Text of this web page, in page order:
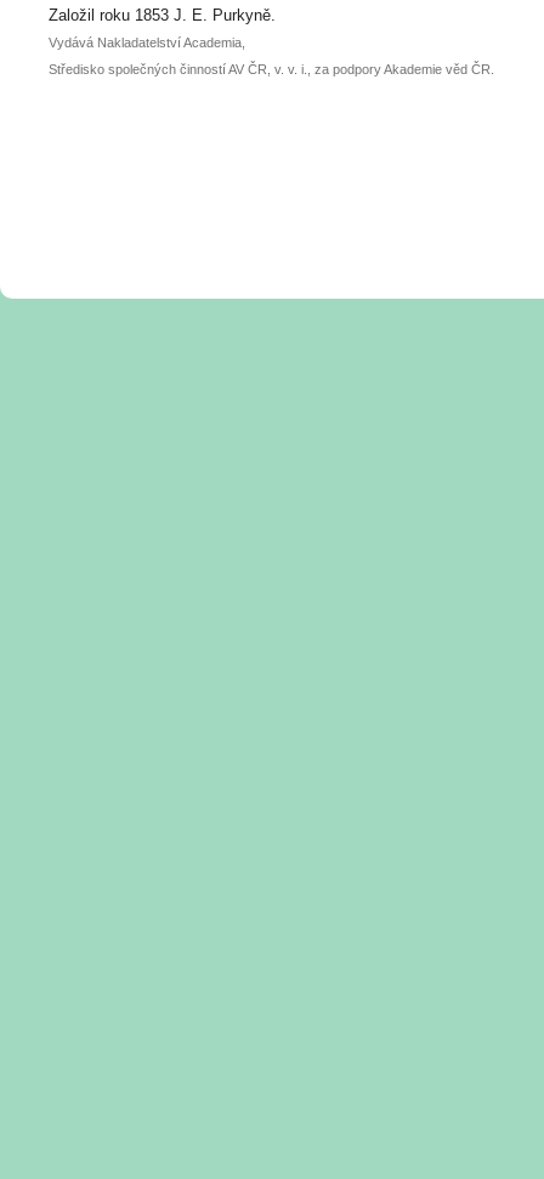
posteru je už 30. června.
Založil roku 1853 J. E. Purkyně.
Vydává Nakladatelství Academia,
Středisko společných činností AV ČR, v. v. i., za podpory Akademie věd ČR.